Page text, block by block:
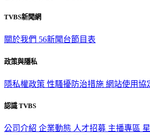
TVBS新聞網
關於我們 56新聞台節目表
政策與隱私
隱私權政策 性騷擾防治措施 網站使用協
認識 TVBS
公司介紹 企業動態 人才招募 主播專區